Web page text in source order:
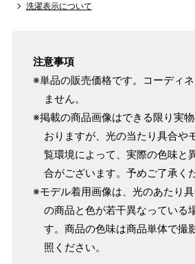
洗濯表示について
注意事項
※単品の販売価格です。コーディ
ません。
※掲載の商品画像はできる限り実
おりますが、光の当たり具合や
覧環境によって、実際の色味と
合がございます。予めご了承く
※モデル着用画像は、光のあたり
の商品と色が若干異なっている
す。商品の色味は商品単体で撮
照ください。